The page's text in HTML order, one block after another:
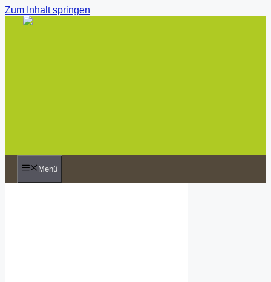
Zum Inhalt springen
Menü